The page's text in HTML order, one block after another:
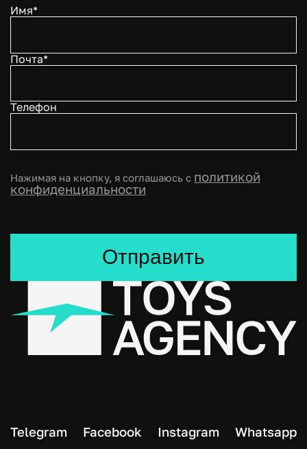
Имя*
Почта*
Телефон
Нажимая на кнопку, я соглашаюсь с политикой
конфиденциальности
Отправить
Telegram Facebook Instagram Whatsapp